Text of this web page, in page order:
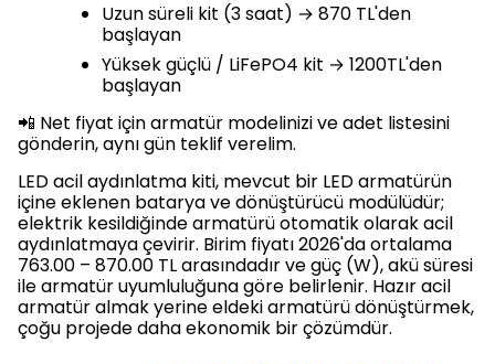
Uzun süreli kit (3 saat) → 870 TL'den
başlayan
Yüksek güçlü / LiFePO4 kit → 1200TL'den
başlayan
📲 Net fiyat için armatür modelinizi ve adet listesini
gönderin, aynı gün teklif verelim.
LED acil aydınlatma kiti, mevcut bir LED armatürün
içine eklenen batarya ve dönüştürücü modülüdür;
elektrik kesildiğinde armatürü otomatik olarak acil
aydınlatmaya çevirir. Birim fiyatı 2026'da ortalama
763.00 – 870.00 TL arasındadır ve güç (W), akü süresi
ile armatür uyumluluğuna göre belirlenir. Hazır acil
armatür almak yerine eldeki armatürü dönüştürmek,
çoğu projede daha ekonomik bir çözümdür.